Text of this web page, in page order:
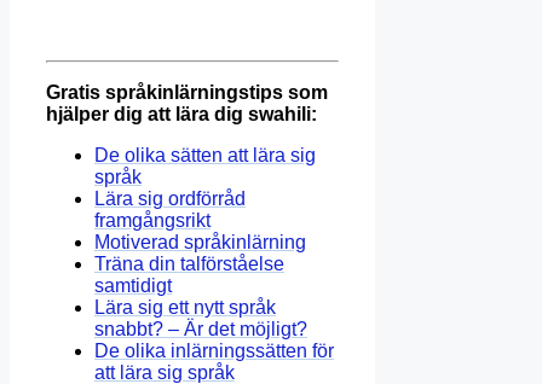
Gratis språkinlärningstips som
hjälper dig att lära dig swahili:
De olika sätten att lära sig
språk
Lära sig ordförråd
framgångsrikt
Motiverad språkinlärning
Träna din talförståelse
samtidigt
Lära sig ett nytt språk
snabbt? – Är det möjligt?
De olika inlärningssätten för
att lära sig språk